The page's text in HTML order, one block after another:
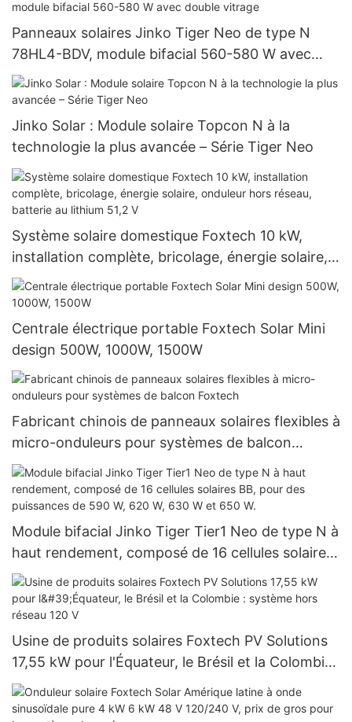
Panneaux solaires Jinko Tiger Neo de type N
78HL4-BDV, module bifacial 560-580 W avec
double vitrage
Jinko Solar : Module solaire Topcon N à la
technologie la plus avancée – Série Tiger Neo
Système solaire domestique Foxtech 10 kW,
installation complète, bricolage, énergie solaire,
onduleur hors réseau, batterie au lithium 51,2 V
Centrale électrique portable Foxtech Solar Mini
design 500W, 1000W, 1500W
Fabricant chinois de panneaux solaires flexibles à
micro-onduleurs pour systèmes de balcon
Foxtech
Module bifacial Jinko Tiger Tier1 Neo de type N à
haut rendement, composé de 16 cellules solaires
BB, pour des puissances de 590 W, 620 W, 630 W
et 650 W.
Usine de produits solaires Foxtech PV Solutions
17,55 kW pour l'Équateur, le Brésil et la Colombie :
système hors réseau 120 V